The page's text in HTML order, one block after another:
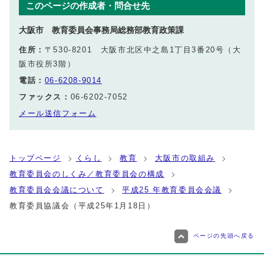
このページの作成者・問合せ先
大阪市 教育委員会事務局総務部教育政策課
住所： 〒530-8201 大阪市北区中之島1丁目3番20号（大
阪市役所3階）
電話： 06-6208-9014
ファックス： 06-6202-7052
メール送信フォーム
トップページ くらし 教育
大阪市の取組み
教育委員会のしくみ／教育委員会の構成
教育委員会会議について
平成25 年教育委員会会議
教育委員協議会（平成25年1月18日）
ページの先頭へ戻る